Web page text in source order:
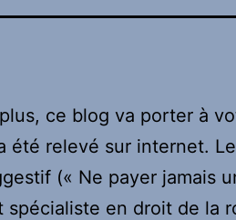
ce blog va porter à
été relevé sur internet.
(« Ne payer jamais
spécialiste en droit de la